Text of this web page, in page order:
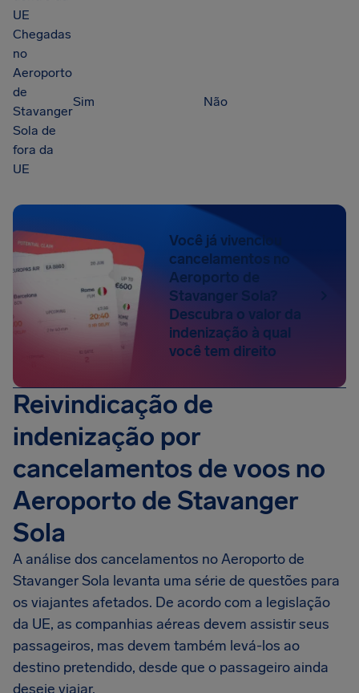
UE
Chegadas
no
Aeroporto
de
Stavanger
Sola de
fora da
UE
Sim Não
Você já vivenciou
cancelamentos no
Aeroporto de
Stavanger Sola?
Descubra o valor da
indenização à qual
você tem direito
Reivindicação de
indenização por
cancelamentos de voos no
Aeroporto de Stavanger
Sola
A análise dos cancelamentos no Aeroporto de
Stavanger Sola levanta uma série de questões para
os viajantes afetados. De acordo com a legislação
da UE, as companhias aéreas devem assistir seus
passageiros, mas devem também levá-los ao
destino pretendido, desde que o passageiro ainda
deseje viajar.